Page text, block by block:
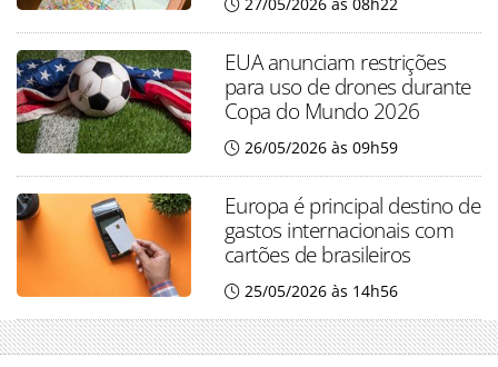
EUA anunciam restrições
para uso de drones durante
Copa do Mundo 2026
26/05/2026 às 09h59
Europa é principal destino de
gastos internacionais com
cartões de brasileiros
25/05/2026 às 14h56